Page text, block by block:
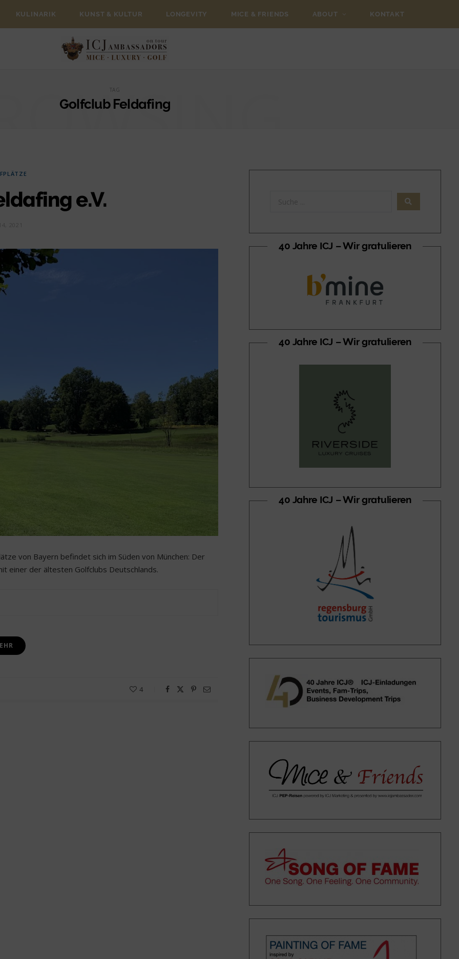
KULINARIK KUNST & KULTUR LONGEVITY MICE & FRIENDS ABOUT KONTAKT
TAG
Golfclub Feldafing
e.V.
von Bayern befindet sich im Süden von München: Der
einer der ältesten Golfclubs Deutschlands.
4
40 Jahre ICJ – Wir gratulieren
40 Jahre ICJ – Wir gratulieren
40 Jahre ICJ – Wir gratulieren